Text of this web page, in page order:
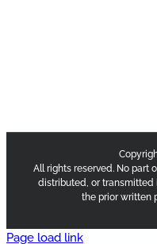
All rights reserved. No part
distributed, or transmitted
the prior written
Page load link